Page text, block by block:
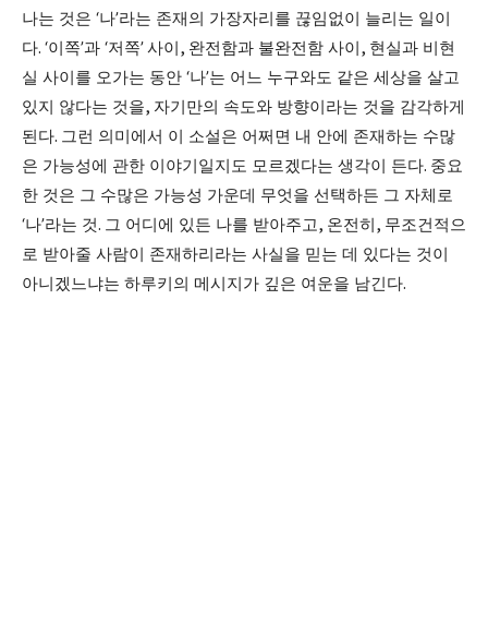
나는 것은 ‘나’라는 존재의 가장자리를 끊임없이 늘리는 일이
다. ‘이쪽’과 ‘저쪽’사이 , 완전함과 불완전함 사이 , 현실과 비현
실 사이를 오가는 동안 ‘나’는 어느 누구와도 같은 세상을 살고
있지 않다는 것을, 자기만의 속도와 방향이라는 것을 감각하게
된다. 그런 의미에서 이 소설은 어쩌면 내 안에 존재하는 수많
은 가능성에 관한 이야기일지도 모르겠다는 생각이 든다. 중요
한 것은 그 수많은 가능성 가운데 무엇을 선택하든 그 자체로
‘나’라는 것. 그 어디에 있든 나를 받아주고, 온전히 , 무조건적으
로 받아줄 사람이 존재하리라는 사실을 믿는 데 있다는 것이
아니겠느냐는 하루키의 메시지가 깊은 여운을 남긴다.